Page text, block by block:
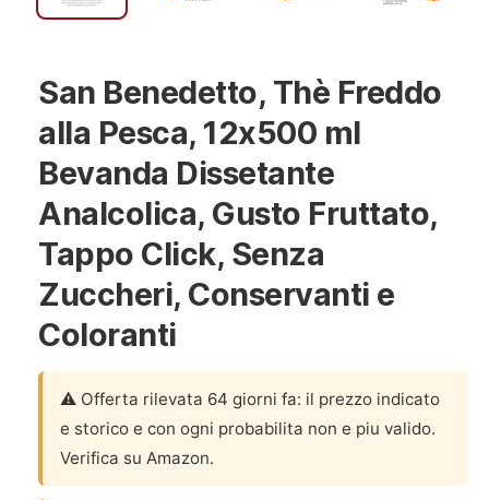
San Benedetto, Thè Freddo
alla Pesca, 12x500 ml
Bevanda Dissetante
Analcolica, Gusto Fruttato,
Tappo Click, Senza
Zuccheri, Conservanti e
Coloranti
⚠️ Offerta rilevata 64 giorni fa: il prezzo indicato
e storico e con ogni probabilita non e piu valido.
Verifica su Amazon.